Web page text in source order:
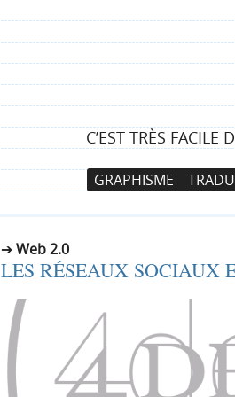
C’EST TRÈS
GRAPHISME
Web 2.0
LES RÉSEAUX SOCIAUX